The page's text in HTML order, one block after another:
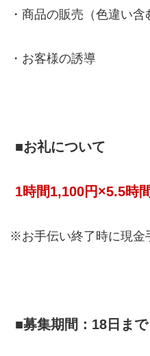
・商品の販売（色違い含
・お客様の誘導
■お礼について
1時間1,100円×5.5時
※お手伝い終了時に現金
■募集期間：18日まで